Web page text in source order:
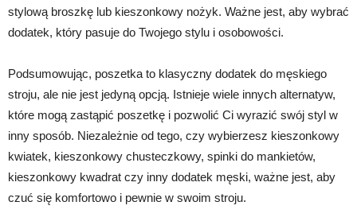
stylową broszkę lub kieszonkowy nożyk. Ważne jest, aby wybrać
dodatek, który pasuje do Twojego stylu i osobowości.
Podsumowując, poszetka to klasyczny dodatek do męskiego
stroju, ale nie jest jedyną opcją. Istnieje wiele innych alternatyw,
które mogą zastąpić poszetkę i pozwolić Ci wyrazić swój styl w
inny sposób. Niezależnie od tego, czy wybierzesz kieszonkowy
kwiatek, kieszonkowy chusteczkowy, spinki do mankietów,
kieszonkowy kwadrat czy inny dodatek męski, ważne jest, aby
czuć się komfortowo i pewnie w swoim stroju.